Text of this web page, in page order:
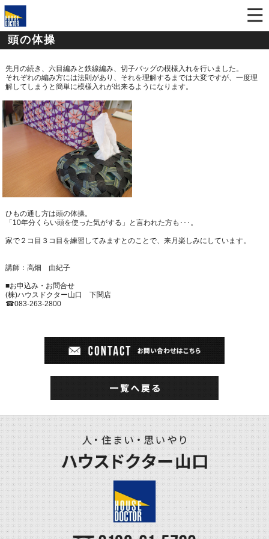
頭の体操
先月の続き、六目編みと鉄線編み、切子バッグの模様入れを行いました。
それぞれの編み方には法則があり、それを理解するまでは大変ですが、一度理
解してしまうと簡単に模様入れが出来るようになります。
ひもの通し方は頭の体操。
「10年分くらい頭を使った気がする」と言われた方も･･･。
家で２コ目３コ目を練習してみますとのことで、来月楽しみにしています。
講師：高畑 由紀子
■お申込み・お問合せ
(株)ハウスドクター山口 下関店
☎083-263-2800